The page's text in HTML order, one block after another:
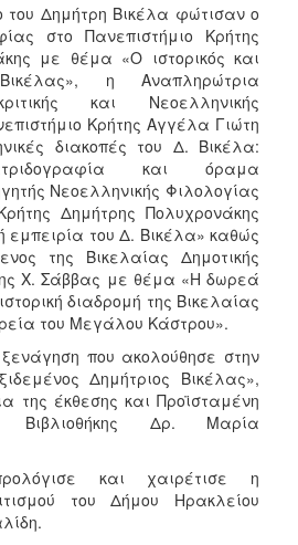
του Δημήτρη Βικέλα φώτισαν ο
στο Πανεπιστήμιο Κρήτης
με θέμα «O ιστορικός και
η Αναπληρώτρια
και Νεοελληνικής
Κρήτης Αγγέλα Γιώτη
διακοπές του Δ. Βικέλα:
και όραμα
Νεοελληνικής Φιλολογίας
Δημήτρης Πολυχρονάκης
του Δ. Βικέλα» καθώς
της Βικελαίας Δημοτικής
Χ. Σάββας με θέμα «Η δωρεά
διαδρομή της Βικελαίας
του Μεγάλου Κάστρου».
που ακολούθησε στην
Δημήτριος Βικέλας»,
της έκθεσης και Προϊσταμένη
Βιβλιοθήκης Δρ. Μαρία
και χαιρέτισε η
του Δήμου Ηρακλείου